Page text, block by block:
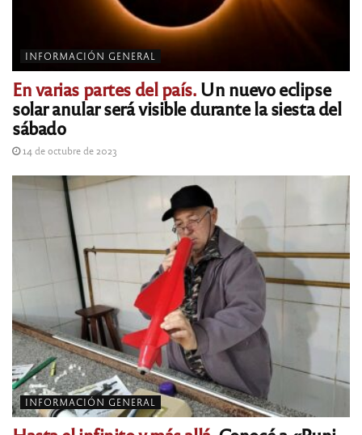
INFORMACIÓN GENERAL
En varias partes del país.Un nuevo eclipse
solar anular será visible durante la siesta del
sábado
14 de octubre de 2023
INFORMACIÓN GENERAL